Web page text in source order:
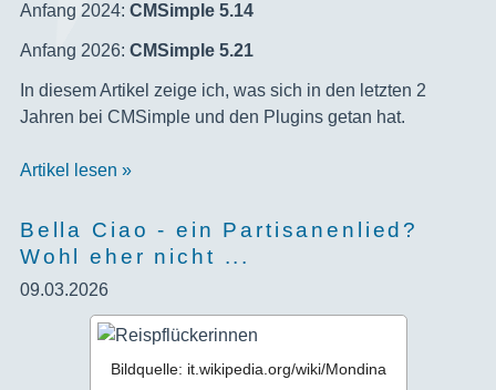
Anfang 2024: CMSimple 5.14
Anfang 2026: CMSimple 5.21
In diesem Artikel zeige ich, was sich in den letzten 2
Jahren bei CMSimple und den Plugins getan hat.
Artikel lesen »
Bella Ciao - ein Partisanenlied?
Wohl eher nicht ...
09.03.2026
Bildquelle: it.wikipedia.org/wiki/Mondina